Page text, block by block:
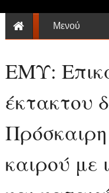
ΕΜΥ:
έκτακτου
καιρού με